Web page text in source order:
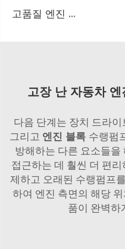
고품질 엔진 어셈블리 하우징 알루미늄 합금 다이 캐스팅 OEM 품질 대형 공급업체 조달에 적합
고장 난 자동차
다음 단계는 장치 드라
그리고 엔진 블록 수랭펌
방해하는 다른 요소들
접근하는 데 훨씬 더 편
제하고 오래된 수랭펌프
하여 엔진 측면의 해당
품이 완벽하